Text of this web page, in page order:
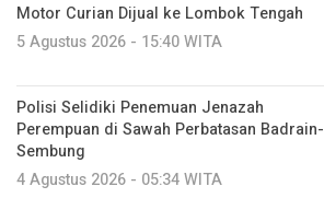
Motor Curian Dijual ke Lombok Tengah
5 Agustus 2026 - 15:40 WITA
Polisi Selidiki Penemuan Jenazah
Perempuan di Sawah Perbatasan Badrain-
Sembung
4 Agustus 2026 - 05:34 WITA